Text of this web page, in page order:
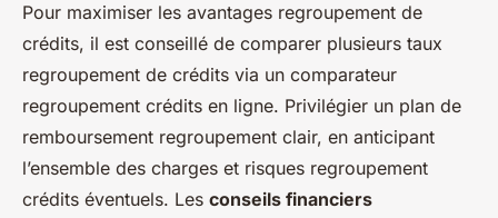
Pour maximiser les avantages regroupement de
crédits, il est conseillé de comparer plusieurs taux
regroupement de crédits via un comparateur
regroupement crédits en ligne. Privilégier un plan de
remboursement regroupement clair, en anticipant
l’ensemble des charges et risques regroupement
crédits éventuels. Les conseils financiers